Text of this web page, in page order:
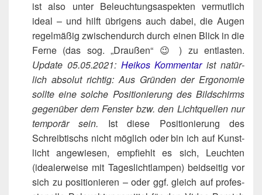
ist also unter Beleuch­tungs­aspek­ten ver­mut­lich
ide­al – und hilft übri­gens auch dabei, die Augen
regel­mä­ßig zwi­schen­durch durch einen Blick in die
Fer­ne (das sog. „Drau­ßen“ 😉 ) zu ent­las­ten.
Update 05.05.2021: Hei­kos Kom­men­tarist natür­
lich abso­lut rich­tig: Aus Grün­den der Ergo­no­mie
soll­te eine sol­che Posi­tio­nie­rung des Bild­schirms
gegen­über dem Fens­ter bzw. den Licht­quel­len nur
tem­po­rär sein. Ist die­se Posi­tio­nie­rung des
Schreib­tischs nicht mög­lich oder bin ich auf Kunst­
licht ange­wie­sen, emp­fiehlt es sich, Leuch­ten
(idea­ler­wei­se mit Tages­licht­lam­pen) beid­sei­tig vor
sich zu posi­tio­nie­ren – oder ggf. gleich auf pro­fes­